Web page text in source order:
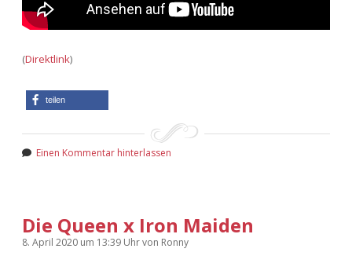
Adventskalender 2016
Adventskalender 2019
Adventskalender 2022
(Direktlink)
teilen
Einen Kommentar hinterlassen
Die Queen x Iron Maiden
8. April 2020 um 13:39 Uhrvon Ronny